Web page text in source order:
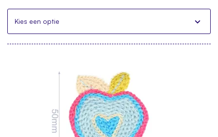
Kies een optie